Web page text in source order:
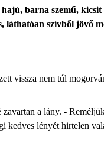
barna szemű,
láthatóan szívből jövő
vissza nem túl
zavartan a lány. -
kedves lényét hirtelen